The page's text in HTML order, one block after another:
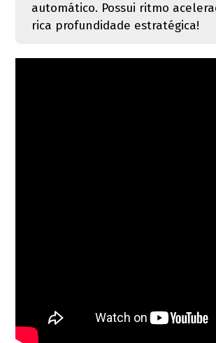
automático. Possui ritmo
rica profundidade estratégica!